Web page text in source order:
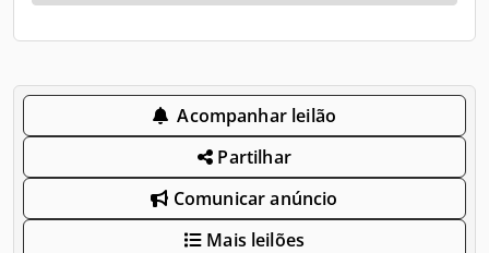
Acompanhar leilão
Partilhar
Comunicar anúncio
Mais leilões